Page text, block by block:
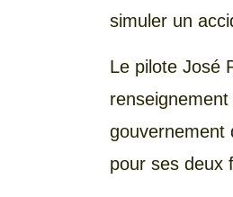
simuler un
Le pilote José
gouvernement
pour ses deux